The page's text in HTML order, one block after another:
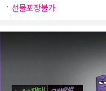
선물포장불가